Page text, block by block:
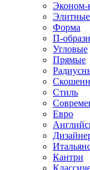
Эконом-
Элитные
Форма
П-
Угловые
Прямые
Стиль
Евро
Кантри